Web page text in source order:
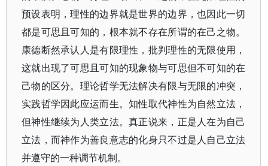
预设表明，理性的边界就是世界的边界，也因此一切
都是可思且可知的，根本就不存在所谓的在己之物。
康德断然承认人是有限理性，批判理性的无限使用，
这就出现了可思且可知的现象物与可思但不可知的在
己物的区分。理论哲学无法解决有限与无限的冲突，
实践哲学因此应运而生。知性取代神性为自然立法，
但神性继续为人类立法。真正说来，正是人在为自己
立法，而神作为善良意志的化身只不过是人自己立法
并遵守的一种调节机制。